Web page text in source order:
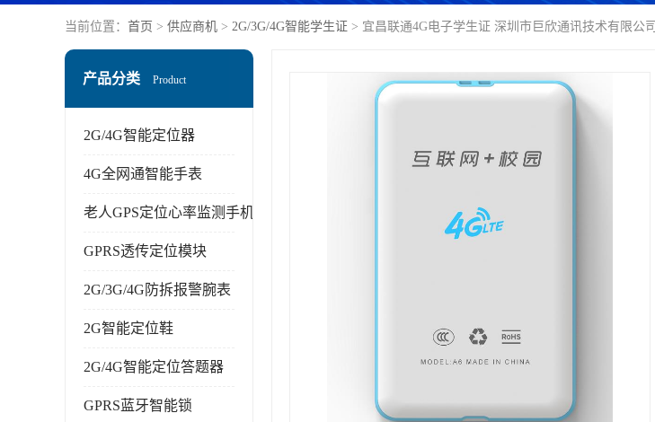
当前位置： 首页 > 供应商机 > 2G/3G/4G智能学生证 > 宜昌联通4G电子学生证 深圳市巨欣通讯技术有限公司
产品分类 Product
2G/4G智能定位器
4G全网通智能手表
老人GPS定位心率监测手机
GPRS透传定位模块
2G/3G/4G防拆报警腕表
2G智能定位鞋
2G/4G智能定位答题器
GPRS蓝牙智能锁